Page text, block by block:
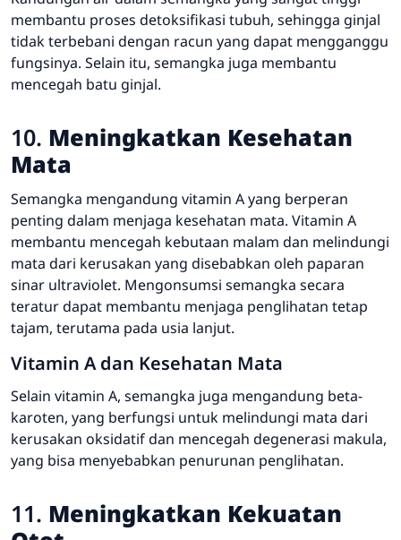
membantu proses detoksifikasi tubuh, sehingga ginjal
tidak terbebani dengan racun yang dapat mengganggu
fungsinya. Selain itu, semangka juga membantu
mencegah batu ginjal.
10. Meningkatkan Kesehatan
Mata
Semangka mengandung vitamin A yang berperan
penting dalam menjaga kesehatan mata. Vitamin A
membantu mencegah kebutaan malam dan melindungi
mata dari kerusakan yang disebabkan oleh paparan
sinar ultraviolet. Mengonsumsi semangka secara
teratur dapat membantu menjaga penglihatan tetap
tajam, terutama pada usia lanjut.
Vitamin A dan Kesehatan Mata
Selain vitamin A, semangka juga mengandung beta-
karoten, yang berfungsi untuk melindungi mata dari
kerusakan oksidatif dan mencegah degenerasi makula,
yang bisa menyebabkan penurunan penglihatan.
11. Meningkatkan Kekuatan